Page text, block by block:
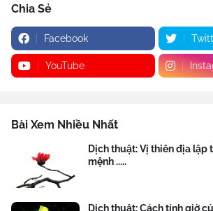
Chia Sẻ
Facebook
YouTube
Bài Xem Nhiều Nhất
Dịch thuật: Vị thiên địa lập
mệnh .....
Dịch thuật: Cách tính giờ